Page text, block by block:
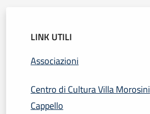
LINK UTILI
Associazioni
Centro di Cultura Villa Morosini
Cappello